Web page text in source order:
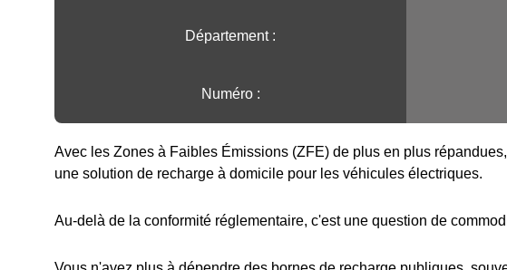
Département :
Numéro :
Avec les Zones à Faibles Émissions (ZFE) de plus en plus
une solution de recharge à domicile pour les véhicules électriques.
Au-delà de la conformité réglementaire, c'est une question de